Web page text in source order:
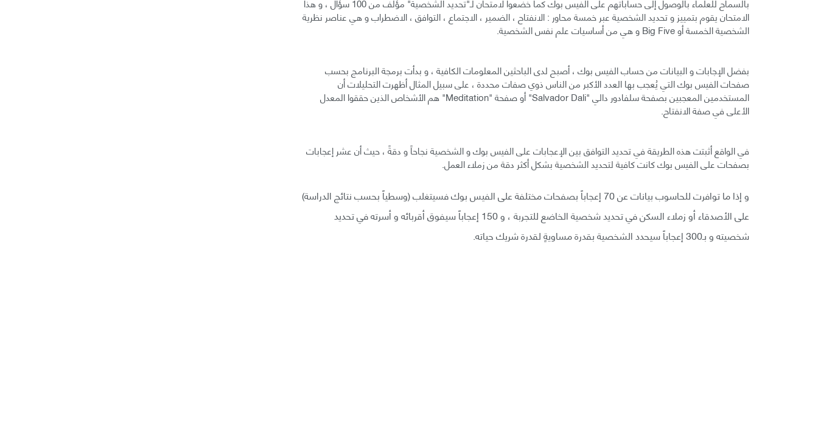
الامتحان يقوم بتمييز و تحديد الشخصية عبر خمسة محاور : الانفتاح ، الضمير ، الاجتماع ، التوافق ، الاضطراب و هي عناصر نظرية
الشخصية الخمسة أو Big Five و هي من أساسيات علم نفس الشخصية.
بفضل الإجابات و البيانات من حساب الفيس بوك ، أصبح لدى الباحثين المعلومات الكافية ، و بدأت برمجة البرنامج بحسب
صفحات الفيس بوك التي يُعجب بها العدد الأكبر من الناس ذوي صفات محددة ، على سبيل المثال أظهرت التحليلات أن
المستخدمين المعجبين بصفحة سلفادور دالي "Salvador Dali" أو صفحة "Meditation" هم الأشخاص الذين حققوا المعدل
الأعلى في صفة الانفتاح.
في الواقع أثبتت هذه الطريقة في تحديد التوافق بين الإعجابات على الفيس بوك و الشخصية نجاحاً و دقةً ، حيث أن عشر إعجابات
بصفحات على الفيس بوك كانت كافية لتحديد الشخصية بشكل أكثر دقة من زملاء العمل.
و إذا ما توافرت للحاسوب بيانات عن 70 إعجاباً بصفحات مختلفة على الفيس بوك فسيتغلب (وسطياً بحسب نتائج الدراسة)
على الأصدقاء أو زملاء السكن في تحديد شخصية الخاضع للتجربة ، و 150 إعجاباً سيفوق أقربائه و أسرته في تحديد
شخصيته و بـ300 إعجاباً سيحدد الشخصية بقدرة مساويةٍ لقدرة شريك حياته.